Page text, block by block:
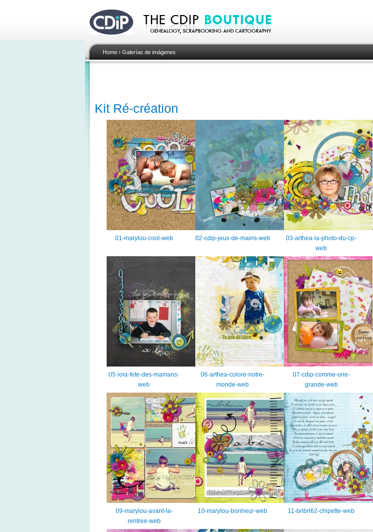
Home› Galerías de imágenes
Kit Ré-création
01-marylou-cool-web 02-cdip-jeux-de-mains-web
03-arthea-la-photo-du-cp-
web
05-iola-fete-des-mamans-
web
06-arthea-colore-notre-
monde-web
07-cdip-comme-une-
grande-web
09-marylou-avant-la-
rentree-web
10-marylou-bonheur-web 11-bribri62-chipette-web